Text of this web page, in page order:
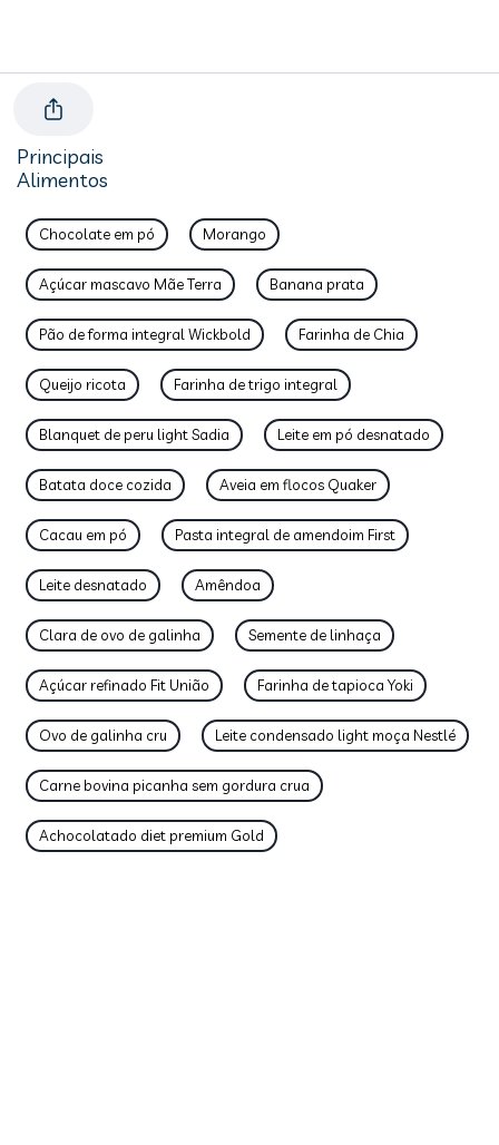
Principais
Alimentos
Chocolate em pó Morango
Açúcar mascavo Mãe Terra Banana prata
Pão de forma integral Wickbold Farinha de Chia
Queijo ricota Farinha de trigo integral
Blanquet de peru light Sadia Leite em pó desnatado
Batata doce cozida Aveia em flocos Quaker
Cacau em pó Pasta integral de amendoim First
Leite desnatado Amêndoa
Clara de ovo de galinha Semente de linhaça
Açúcar refinado Fit União Farinha de tapioca Yoki
Ovo de galinha cru Leite condensado light moça Nestlé
Carne bovina picanha sem gordura crua
Achocolatado diet premium Gold